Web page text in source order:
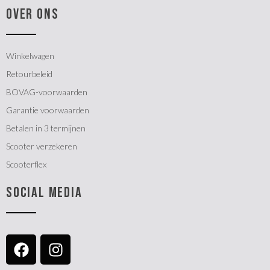
OVER ONS
Winkelwagen
Retourbeleid
BOVAG-voorwaarden
Garantie voorwaarden
Betalen in 3 termijnen
Scooter verzekeren
Scooterflex
SOCIAL MEDIA